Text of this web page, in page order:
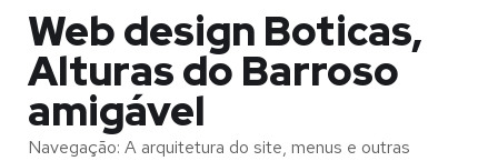
Web design Boticas,
Alturas do Barroso
amigável
Navegação: A arquitetura do site, menus e outras